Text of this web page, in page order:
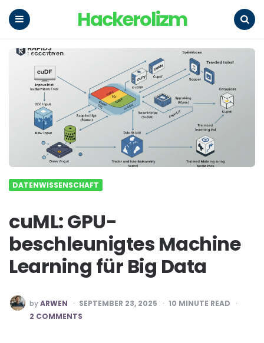
Hackerolizm
DATENWISSENSCHAFT
cuML: GPU-
beschleunigtes Machine
Learning für Big Data
POSTED
BY
byARWEN SEPTEMBER 23, 2025 10 MINUTE READ
2 COMMENTS